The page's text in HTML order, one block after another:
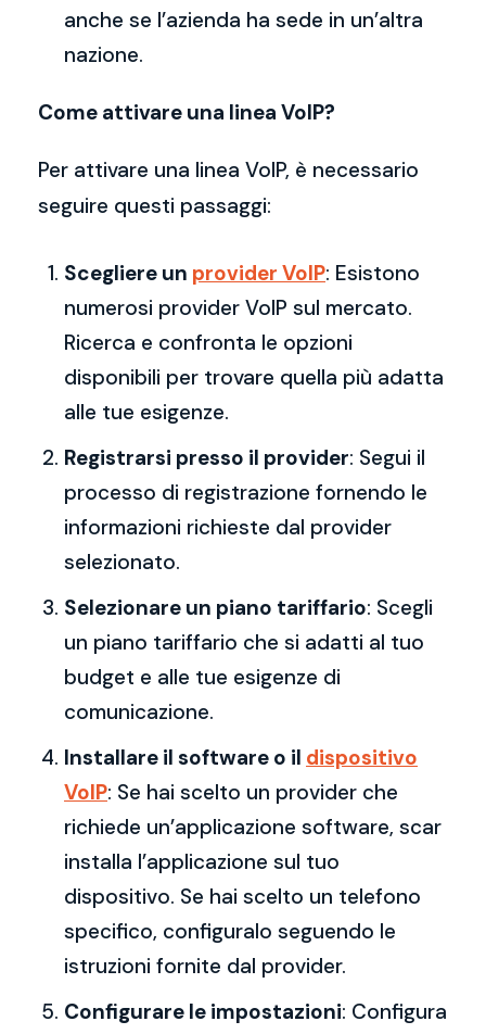
anche se l’azienda ha sede in un’altra
nazione.
Come attivare una linea VoIP?
Per attivare una linea VoIP, è necessario
seguire questi passaggi:
Scegliere un provider VoIP: Esistono
numerosi provider VoIP sul mercato.
Ricerca e confronta le opzioni
disponibili per trovare quella più adatta
alle tue esigenze.
Registrarsi presso il provider: Segui il
processo di registrazione fornendo le
informazioni richieste dal provider
selezionato.
Selezionare un piano tariffario: Scegli
un piano tariffario che si adatti al tuo
budget e alle tue esigenze di
comunicazione.
Installare il software o il dispositivo
VoIP: Se hai scelto un provider che
richiede un’applicazione software, scar
installa l’applicazione sul tuo
dispositivo. Se hai scelto un telefono
specifico, configuralo seguendo le
istruzioni fornite dal provider.
Configurare le impostazioni: Configura